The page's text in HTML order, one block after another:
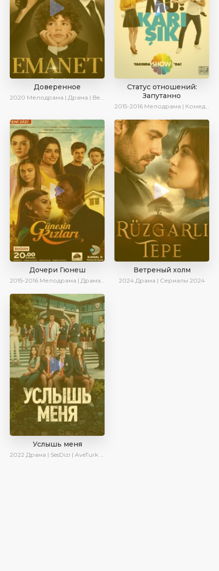
Доверенное
2020 Мелодрама | Драма | BeniAffet
Статус отношений:
Запутанно
2015-2016 Мелодрама | Комедия
Дочери Гюнеш
2015-2016 Мелодрама | Драма | Комедия
Ветреный холм
2024 Драма | Сериалы 2024
Услышь меня
2022 Драма | SesDizi | AveTurk | Turok1990